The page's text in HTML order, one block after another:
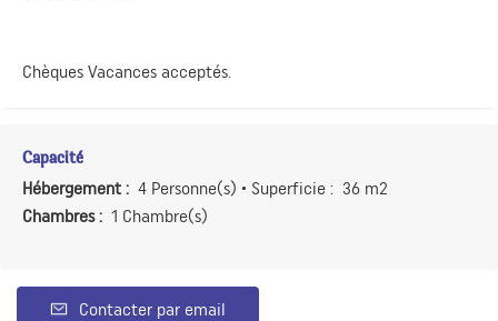
Chèques Vacances acceptés.
Capacité
Hébergement : 4 Personne(s) • Superficie : 36 m2
Chambres : 1 Chambre(s)
Contacter par email